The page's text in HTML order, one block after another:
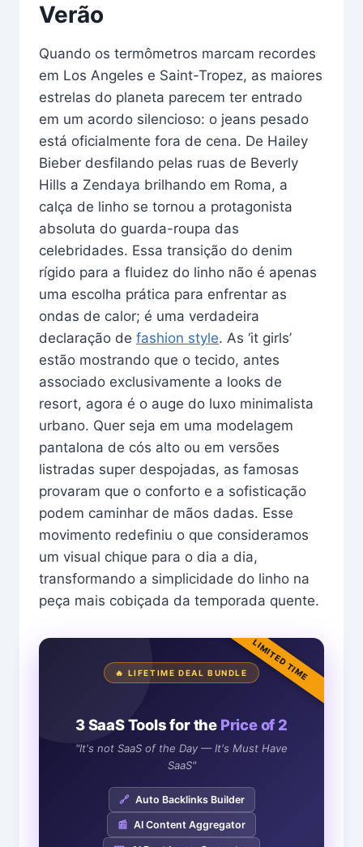
Verão
Quando os termômetros marcam recordes
em Los Angeles e Saint-Tropez, as maiores
estrelas do planeta parecem ter entrado
em um acordo silencioso: o jeans pesado
está oficialmente fora de cena. De Hailey
Bieber desfilando pelas ruas de Beverly
Hills a Zendaya brilhando em Roma, a
calça de linho se tornou a protagonista
absoluta do guarda-roupa das
celebridades. Essa transição do denim
rígido para a fluidez do linho não é apenas
uma escolha prática para enfrentar as
ondas de calor; é uma verdadeira
declaração de fashion style. As ‘it girls’
estão mostrando que o tecido, antes
associado exclusivamente a looks de
resort, agora é o auge do luxo minimalista
urbano. Quer seja em uma modelagem
pantalona de cós alto ou em versões
listradas super despojadas, as famosas
provaram que o conforto e a sofisticação
podem caminhar de mãos dadas. Esse
movimento redefiniu o que consideramos
um visual chique para o dia a dia,
transformando a simplicidade do linho na
peça mais cobiçada da temporada quente.
LIMITED TIME
🔥 LIFETIME DEAL BUNDLE
3 SaaS Tools for the Price of 2
"It's not SaaS of the Day — It's Must Have
SaaS"
🔗 Auto Backlinks Builder
📰 AI Content Aggregator